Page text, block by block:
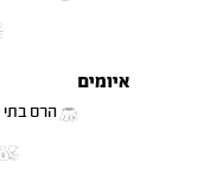
איומים
הרס בתי